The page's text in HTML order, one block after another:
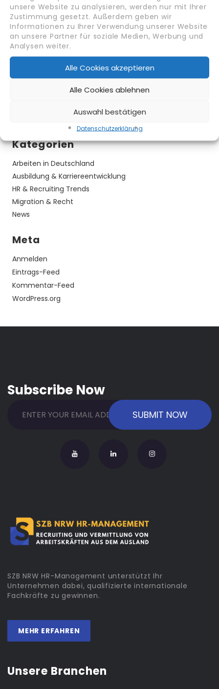
unsere Website zu analysieren, werden nur mit Ihrer
Zustimmung gesetzt. Außerdem geben wir
Informationen zu Ihrer Verwendung unserer Website
an unsere Partner für soziale Medien, Werbung und
Analysen weiter.
Alle Cookies akzeptieren
Alle Cookies ablehnen
Auswahl bestätigen
Datenschutz­erklärung
Pflegekräfte aus dem Ausland: Qualität, Anerkennung
und Integration in NRW
Neueste Kommentare
Kategorien
Arbeiten in Deutschland
Ausbildung & Karriereentwicklung
HR & Recruiting Trends
Migration & Recht
News
Meta
Anmelden
Eintrags-Feed
Kommentar-Feed
WordPress.org
Subscribe Now
SZB NRW HR-Management unterstützt Ihr
Unternehmen dabei, qualifizierte internationale
Fachkräfte zu gewinnen.
MEHR ERFAHREN
Unsere Branchen